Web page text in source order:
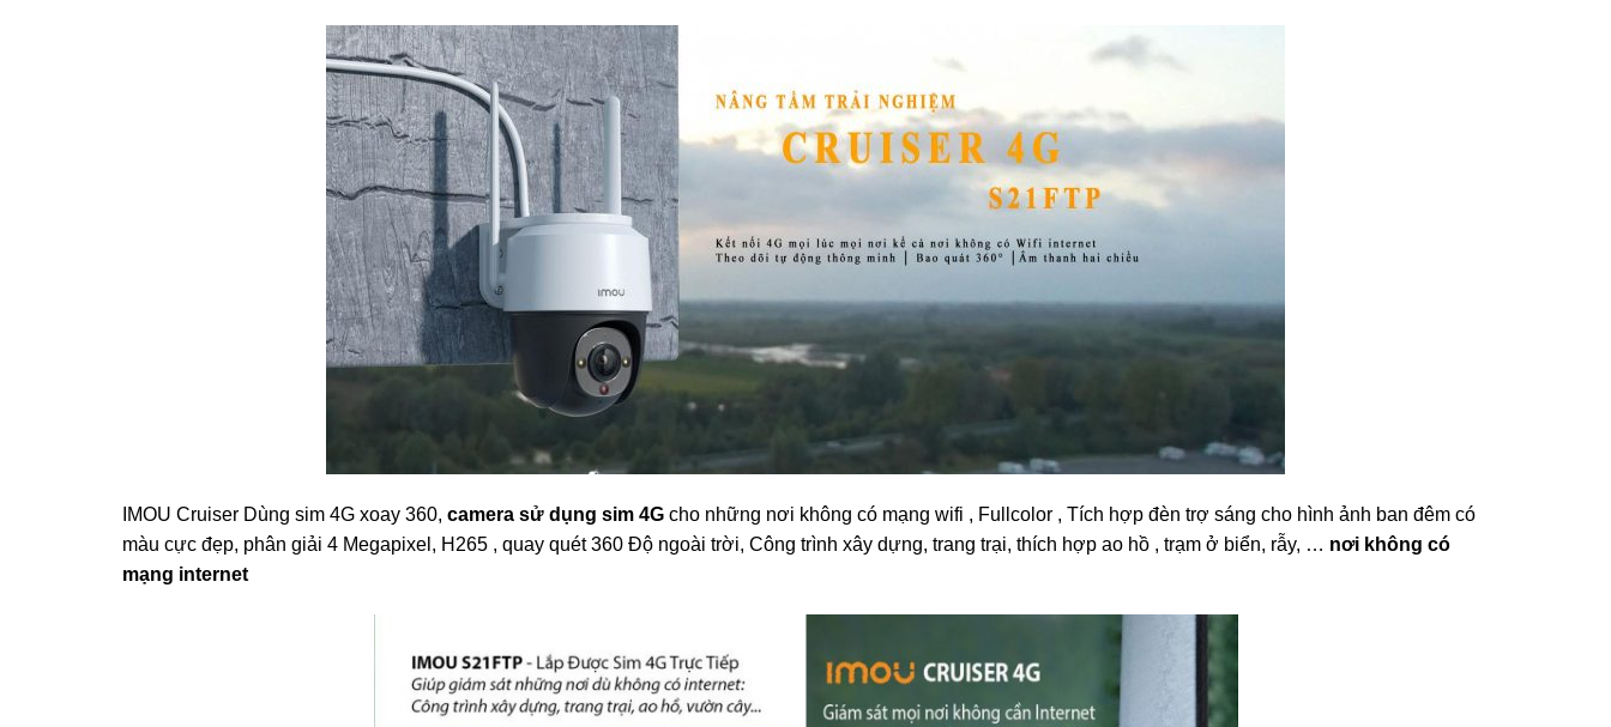
IMOU Cruiser Dùng sim 4G xoay 360, camera sử dụng sim 4G cho những nơi không có mạng wifi , Fullcolor , Tích hợp đèn trợ sáng cho hình ảnh ban đêm có
màu cực đẹp, phân giải 4 Megapixel, H265 , quay quét 360 Độ ngoài trời, Công trình xây dựng, trang trại, thích hợp ao hồ , trạm ở biển, rẫy, … nơi không có
mạng internet